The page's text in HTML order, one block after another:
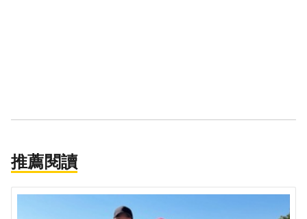
推薦閱讀